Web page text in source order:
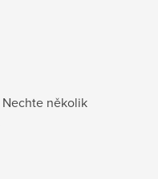
Nechte několik